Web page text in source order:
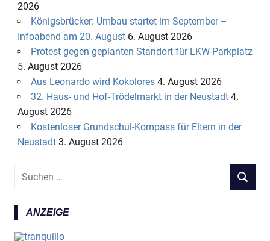
2026
Königsbrücker: Umbau startet im September –
Infoabend am 20. August 6. August 2026
Protest gegen geplanten Standort für LKW-Parkplatz
5. August 2026
Aus Leonardo wird Kokolores 4. August 2026
32. Haus- und Hof-Trödelmarkt in der Neustadt 4.
August 2026
Kostenloser Grundschul-Kompass für Eltern in der
Neustadt 3. August 2026
e
S
ANZEIGE